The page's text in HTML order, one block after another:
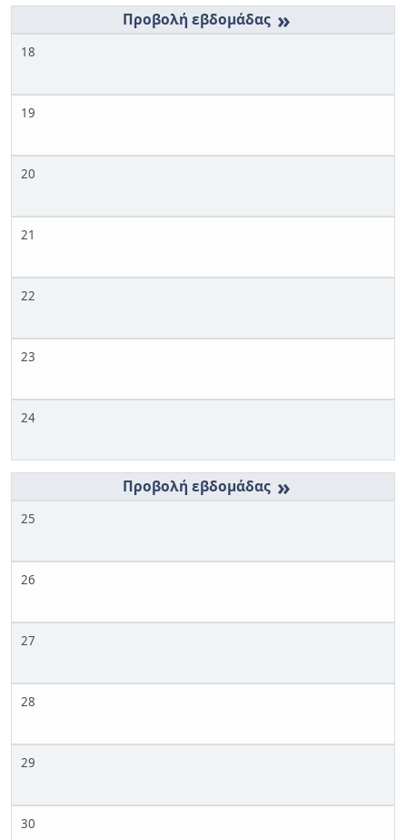
»
18
19
20
21
22
23
24
»
25
26
27
28
29
30